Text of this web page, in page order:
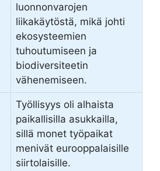
luonnonvarojen
liikakäytöstä, mikä johti
ekosysteemien
tuhoutumiseen ja
biodiversiteetin
vähenemiseen.
Työllisyys oli alhaista
paikallisilla asukkailla,
sillä monet työpaikat
menivät eurooppalaisille
siirtolaisille.